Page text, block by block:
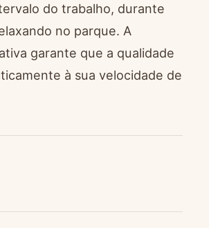
do trabalho, durante
no parque. A
garante que a qualidade
à sua velocidade de